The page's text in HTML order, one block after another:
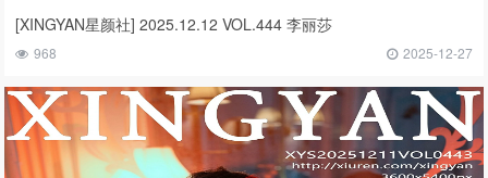
[XINGYAN星颜社] 2025.12.12 VOL.444 李丽莎
968 2025-12-27